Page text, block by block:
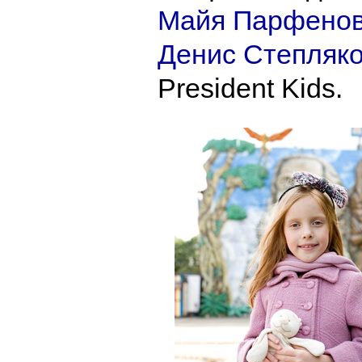
Майя
Денис
President Kids.